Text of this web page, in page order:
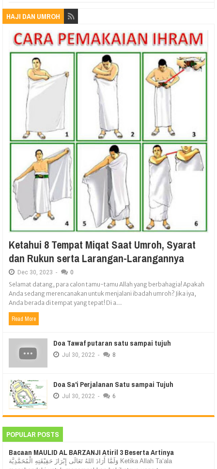
HAJI DAN UMROH
Ketahui 8 Tempat Miqat Saat Umroh, Syarat
dan Rukun serta Larangan-Larangannya
Dec 30, 2023 - 0
Selamat datang, para calon tamu-tamu Allah yang berbahagia! Apakah
Anda sedang merencanakan untuk menjalani ibadah umroh? Jika iya,
Anda berada di tempat yang tepat! Di a...
Read More
Doa Tawaf putaran satu sampai tujuh
Jul 30, 2022 - 8
Doa Sa'i Perjalanan Satu sampai Tujuh
Jul 30, 2022 - 6
POPULAR POSTS
Bacaan MAULID AL BARZANJI Atiril 3 Beserta Artinya
وَلَمَّا أَرَادَ اللهُ تَعَالَى إِبْرَازَ حَقِيْقَتِهِ الْمُحَمَّدِيَّة Ketika Allah Ta‘ala